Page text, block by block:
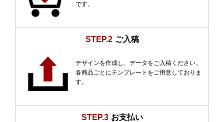
です。
STEP.2 ご入稿
デザインを作成し、データをご入稿ください。
各商品ごとにテンプレートをご用意しておりま
す。
STEP.3 お支払い